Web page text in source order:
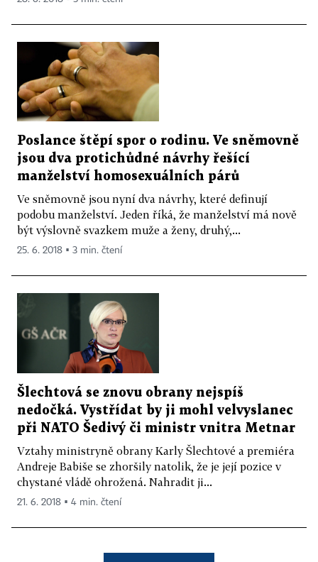
Poslance štěpí spor o rodinu. Ve sněmovně
jsou dva protichůdné návrhy řešící
manželství homosexuálních párů
Ve sněmovně jsou nyní dva návrhy, které definují
podobu manželství. Jeden říká, že manželství má nově
být výslovně svazkem muže a ženy, druhý,...
25. 6. 2018 ▪ 3 min. čtení
Šlechtová se znovu obrany nejspíš
nedočká. Vystřídat by ji mohl velvyslanec
při NATO Šedivý či ministr vnitra Metnar
Vztahy ministryně obrany Karly Šlechtové a premiéra
Andreje Babiše se zhoršily natolik, že je její pozice v
chystané vládě ohrožená. Nahradit ji...
21. 6. 2018 ▪ 4 min. čtení